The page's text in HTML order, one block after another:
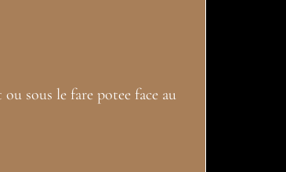
sous le fare potee face au